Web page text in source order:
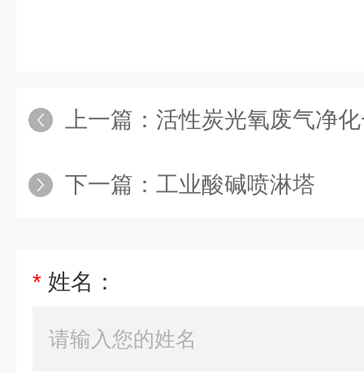
上一篇： 活性炭光氧废气净
下一篇： 工业酸碱喷淋塔
* 姓名：